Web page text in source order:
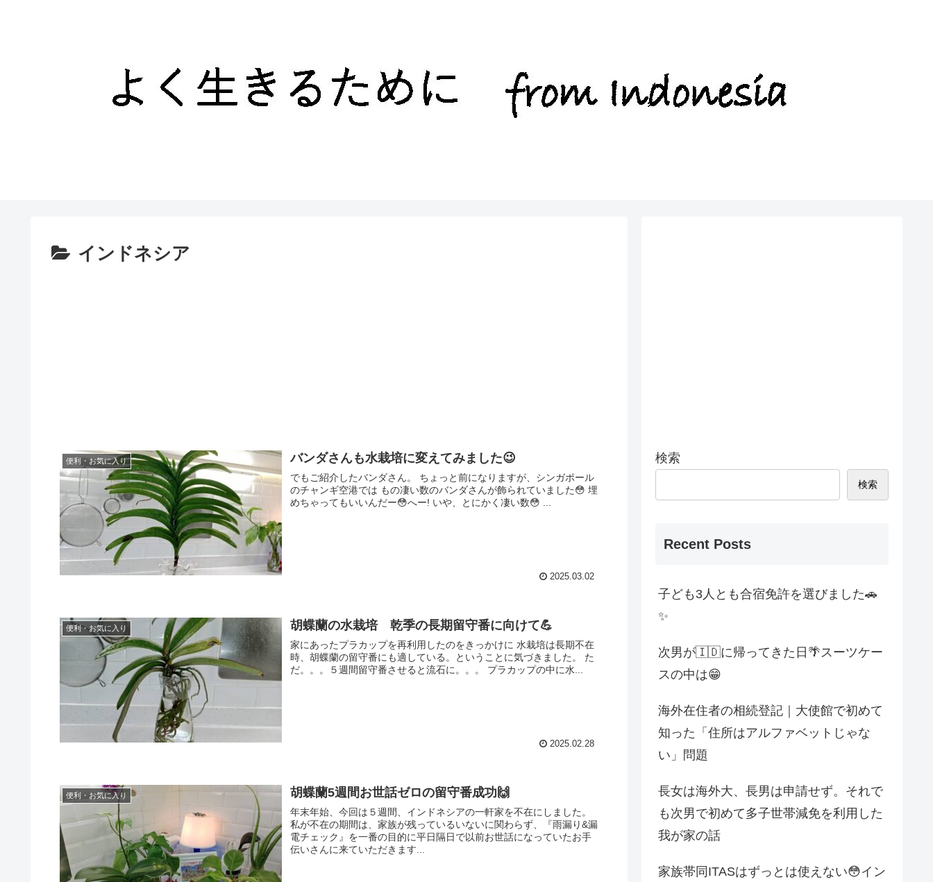
インドネシア
便利・お気に入り バンダさんも水栽培に変えてみました😉
でもご紹介したバンダさん。 ちょっと前になりますが、シンガポール
のチャンギ空港では もの凄い数のバンダさんが飾られていました😳 埋
めちゃってもいいんだー😳へー! いや、とにかく凄い数😳 ...
2025.03.02
便利・お気に入り 胡蝶蘭の水栽培 乾季の長期留守番に向けて💪
家にあったプラカップを再利用したのをきっかけに 水栽培は長期不在
時、胡蝶蘭の留守番にも適している。ということに気づきました。 た
だ。。。５週間留守番させると流石に。。。 プラカップの中に水...
2025.02.28
便利・お気に入り 胡蝶蘭5週間お世話ゼロの留守番成功🙌
年末年始、今回は５週間、インドネシアの一軒家を不在にしました。
私が不在の期間は、家族が残っているいないに関わらず、『雨漏り&漏
電チェック』を一番の目的に平日隔日で以前お世話になっていたお手
伝いさんに来ていただきます...
検索
検索
Recent Posts
子ども3人とも合宿免許を選びました🚗
✨
次男が🇮🇩に帰ってきた日🌴スーツケー
スの中は😁
海外在住者の相続登記｜大使館で初めて
知った「住所はアルファベットじゃな
い」問題
長女は海外大、長男は申請せず。それで
も次男で初めて多子世帯減免を利用した
我が家の話
家族帯同ITASはずっとは使えない😳イン